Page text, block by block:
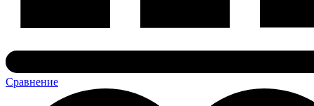
Сравнение